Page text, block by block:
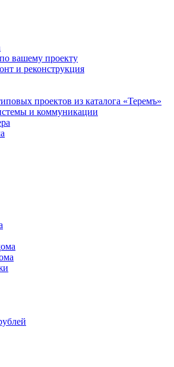
вашему проекту
и реконструкция
проектов из каталога «Теремъ»
и коммуникации